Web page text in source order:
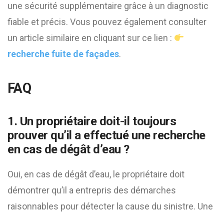
une sécurité supplémentaire grâce à un diagnostic
fiable et précis. Vous pouvez également consulter
un article similaire en cliquant sur ce lien :
recherche fuite de façades.
FAQ
1. Un propriétaire doit-il toujours
prouver qu’il a effectué une recherche
en cas de dégât d’eau ?
Oui, en cas de dégât d’eau, le propriétaire doit
démontrer qu’il a entrepris des démarches
raisonnables pour détecter la cause du sinistre. Une